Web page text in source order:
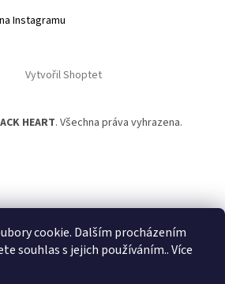
cookie. Dalším procházením
souhlas s jejich používáním.. Více
Instagramu
Vytvořil Shoptet
HEART. Všechna práva vyhrazena.